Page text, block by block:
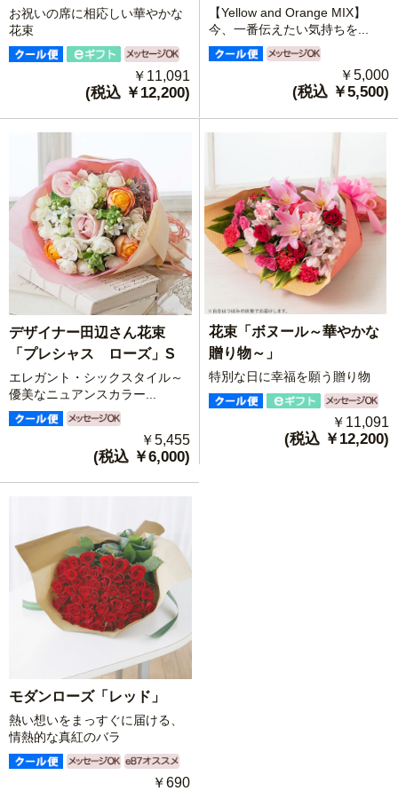
お祝いの席に相応しい華やかな
花束
￥11,091
(税込 ￥12,200)
【Yellow and Orange MIX】
今、一番伝えたい気持ちを...
￥5,000
(税込 ￥5,500)
デザイナー田辺さん花束
「プレシャス ローズ」S
エレガント・シックスタイル～
優美なニュアンスカラー...
￥5,455
(税込 ￥6,000)
花束「ボヌール～華やかな
贈り物～」
特別な日に幸福を願う贈り物
￥11,091
(税込 ￥12,200)
モダンローズ「レッド」
熱い想いをまっすぐに届ける、
情熱的な真紅のバラ
￥690